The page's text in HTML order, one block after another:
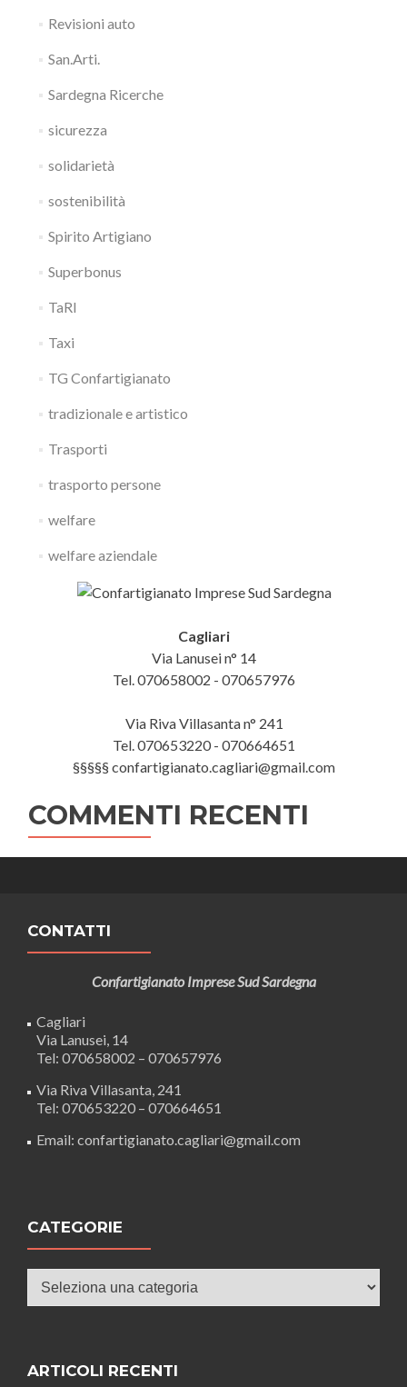
Revisioni auto
San.Arti.
Sardegna Ricerche
sicurezza
solidarietà
sostenibilità
Spirito Artigiano
Superbonus
TaRI
Taxi
TG Confartigianato
tradizionale e artistico
Trasporti
trasporto persone
welfare
welfare aziendale
Cagliari
Via Lanusei n° 14
Tel. 070658002 - 070657976
Via Riva Villasanta n° 241
Tel. 070653220 - 070664651
§§§§§ confartigianato.cagliari@gmail.com
COMMENTI RECENTI
CONTATTI
Confartigianato Imprese Sud Sardegna
Cagliari
Via Lanusei, 14
Tel: 070658002 – 070657976
Via Riva Villasanta, 241
Tel: 070653220 – 070664651
Email: confartigianato.cagliari@gmail.com
CATEGORIE
ARTICOLI RECENTI